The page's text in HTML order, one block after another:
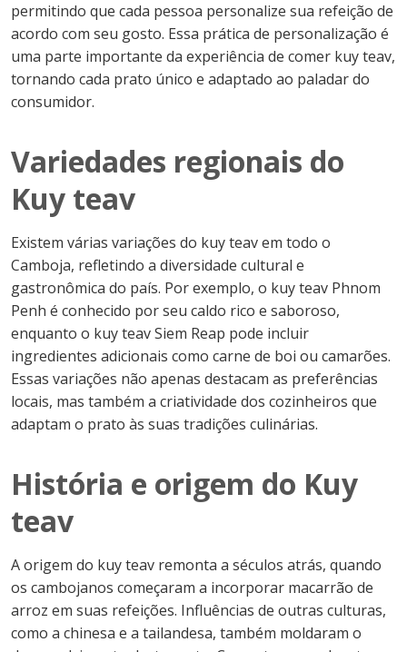
permitindo que cada pessoa personalize sua refeição de
acordo com seu gosto. Essa prática de personalização é
uma parte importante da experiência de comer kuy teav,
tornando cada prato único e adaptado ao paladar do
consumidor.
Variedades regionais do
Kuy teav
Existem várias variações do kuy teav em todo o
Camboja, refletindo a diversidade cultural e
gastronômica do país. Por exemplo, o kuy teav Phnom
Penh é conhecido por seu caldo rico e saboroso,
enquanto o kuy teav Siem Reap pode incluir
ingredientes adicionais como carne de boi ou camarões.
Essas variações não apenas destacam as preferências
locais, mas também a criatividade dos cozinheiros que
adaptam o prato às suas tradições culinárias.
História e origem do Kuy
teav
A origem do kuy teav remonta a séculos atrás, quando
os cambojanos começaram a incorporar macarrão de
arroz em suas refeições. Influências de outras culturas,
como a chinesa e a tailandesa, também moldaram o